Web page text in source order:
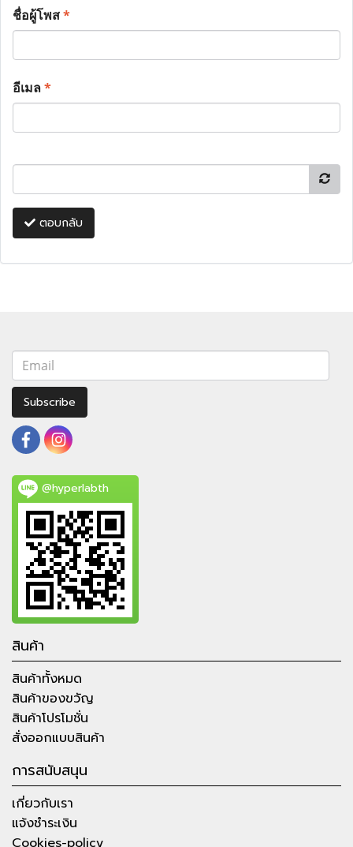
ชื่อผู้โพส*
อีเมล*
ตอบกลับ
Subscribe
@hyperlabth
สินค้า
สินค้าทั้งหมด
สินค้าของขวัญ
สินค้าโปรโมชั่น
สั่งออกแบบสินค้า
การสนับสนุน
เกี่ยวกับเรา
แจ้งชำระเงิน
Cookies-policy